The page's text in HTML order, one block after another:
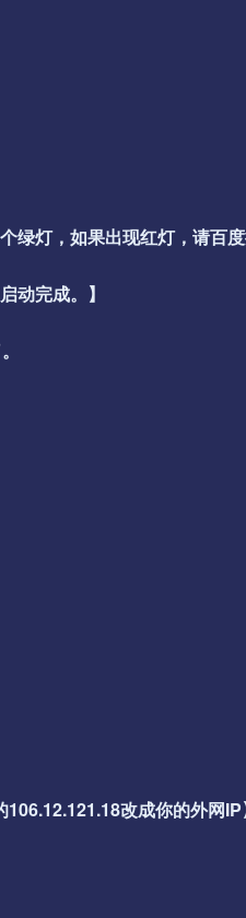
灯，如果出现红灯，请百度
动完成。】
改成你的外网IP